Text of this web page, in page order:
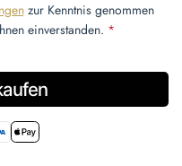
zur Kenntnis genommen
einverstanden. *